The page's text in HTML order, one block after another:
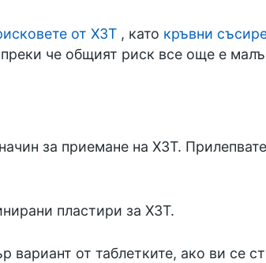
от ХЗТ, като кръвни
че общият риск все още е
за приемане на ХЗТ.
пластири за ХЗТ.
от таблетките, ако ви се